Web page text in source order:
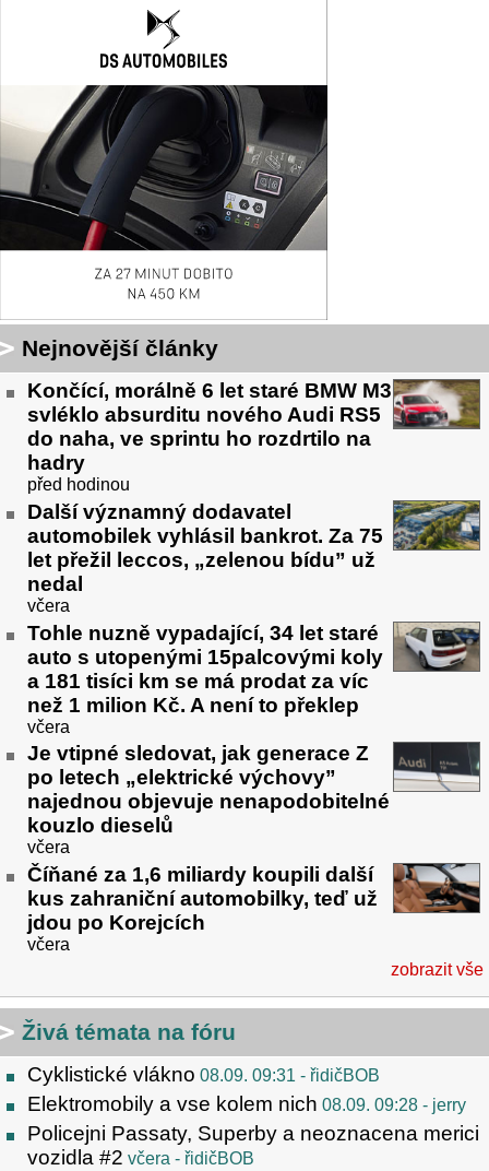
Nejnovější články
Končící, morálně 6 let staré BMW M3
svléklo absurditu nového Audi RS5
do naha, ve sprintu ho rozdrtilo na
hadry
před hodinou
Další významný dodavatel
automobilek vyhlásil bankrot. Za 75
let přežil leccos, „zelenou bídu” už
nedal
včera
Tohle nuzně vypadající, 34 let staré
auto s utopenými 15palcovými koly
a 181 tisíci km se má prodat za víc
než 1 milion Kč. A není to překlep
včera
Je vtipné sledovat, jak generace Z
po letech „elektrické výchovy”
najednou objevuje nenapodobitelné
kouzlo dieselů
včera
Číňané za 1,6 miliardy koupili další
kus zahraniční automobilky, teď už
jdou po Korejcích
včera
zobrazit vše
Živá témata na fóru
Cyklistické vlákno 08.09. 09:31 - řidičBOB
Elektromobily a vse kolem nich 08.09. 09:28 - jerry
Policejni Passaty, Superby a neoznacena merici
vozidla #2 včera - řidičBOB